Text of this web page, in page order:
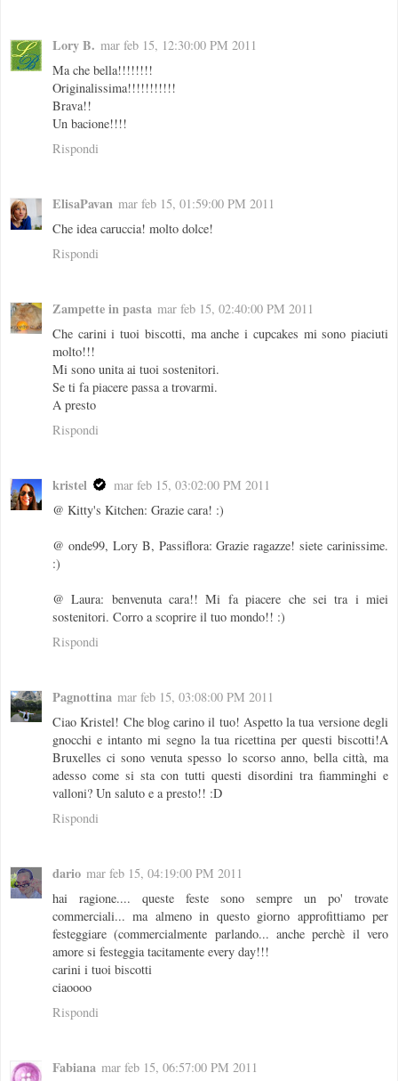
Lory B. mar feb 15, 12:30:00 PM 2011
Ma che bella!!!!!!!!
Originalissima!!!!!!!!!!!
Brava!!
Un bacione!!!!
Rispondi
ElisaPavan mar feb 15, 01:59:00 PM 2011
Che idea caruccia! molto dolce!
Rispondi
Zampette in pasta mar feb 15, 02:40:00 PM 2011
Che carini i tuoi biscotti, ma anche i cupcakes mi sono piaciuti
molto!!!
Mi sono unita ai tuoi sostenitori.
Se ti fa piacere passa a trovarmi.
A presto
Rispondi
kristel
mar feb 15, 03:02:00 PM 2011
@ Kitty's Kitchen: Grazie cara! :)
@ onde99, Lory B, Passiflora: Grazie ragazze! siete carinissime.
:)
@ Laura: benvenuta cara!! Mi fa piacere che sei tra i miei
sostenitori. Corro a scoprire il tuo mondo!! :)
Rispondi
Pagnottina mar feb 15, 03:08:00 PM 2011
Ciao Kristel! Che blog carino il tuo! Aspetto la tua versione degli
gnocchi e intanto mi segno la tua ricettina per questi biscotti!A
Bruxelles ci sono venuta spesso lo scorso anno, bella città, ma
adesso come si sta con tutti questi disordini tra fiamminghi e
valloni? Un saluto e a presto!! :D
Rispondi
dario mar feb 15, 04:19:00 PM 2011
hai ragione.... queste feste sono sempre un po' trovate
commerciali... ma almeno in questo giorno approfittiamo per
festeggiare (commercialmente parlando... anche perchè il vero
amore si festeggia tacitamente every day!!!
carini i tuoi biscotti
ciaoooo
Rispondi
Fabiana mar feb 15, 06:57:00 PM 2011